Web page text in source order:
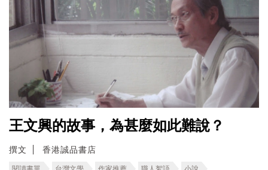
王文興的故事，為甚麼如此難說？
撰文 香港誠品書店